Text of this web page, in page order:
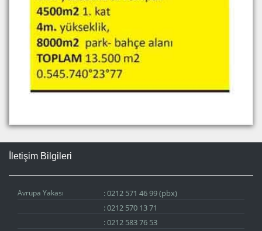
İletişim Bilgileri
Avrupa Yakası :0212 571 46 99 (pbx)
:0212 570 13 71
:0212 583 76 53